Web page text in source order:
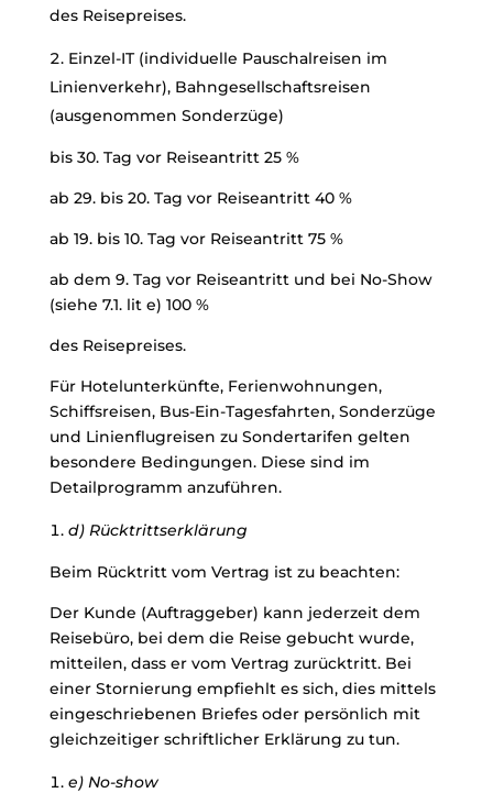
des Reisepreises.
Einzel-IT (individuelle Pauschalreisen im
Linienverkehr), Bahngesellschaftsreisen
(ausgenommen Sonderzüge)
bis 30. Tag vor Reiseantritt 25 %
ab 29. bis 20. Tag vor Reiseantritt 40 %
ab 19. bis 10. Tag vor Reiseantritt 75 %
ab dem 9. Tag vor Reiseantritt und bei No-Show
(siehe 7.1. lit e) 100 %
des Reisepreises.
Für Hotelunterkünfte, Ferienwohnungen,
Schiffsreisen, Bus-Ein-Tagesfahrten, Sonderzüge
und Linienflugreisen zu Sondertarifen gelten
besondere Bedingungen. Diese sind im
Detailprogramm anzuführen.
d) Rücktrittserklärung
Beim Rücktritt vom Vertrag ist zu beachten:
Der Kunde (Auftraggeber) kann jederzeit dem
Reisebüro, bei dem die Reise gebucht wurde,
mitteilen, dass er vom Vertrag zurücktritt. Bei
einer Stornierung empfiehlt es sich, dies mittels
eingeschriebenen Briefes oder persönlich mit
gleichzeitiger schriftlicher Erklärung zu tun.
e) No-show